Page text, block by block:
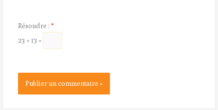
Résoudre : *
23 × 13 =